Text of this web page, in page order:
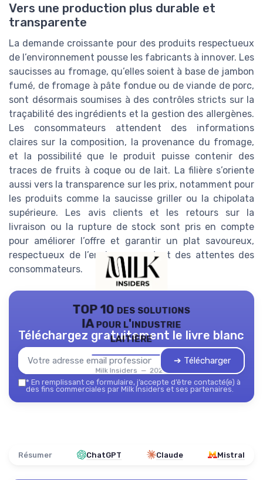
Vers une production plus durable et
transparente
La demande croissante pour des produits respectueux
de l’environnement pousse les fabricants à innover. Les
saucisses au fromage, qu’elles soient à base de jambon
fumé, de fromage à pâte fondue ou de viande de porc,
sont désormais soumises à des contrôles stricts sur la
traçabilité des ingrédients et la gestion des allergènes.
Les consommateurs attendent des informations
claires sur la composition, la provenance du fromage,
et la possibilité que le produit puisse contenir des
traces de fruits à coque ou de lait. La filière s’oriente
aussi vers la transparence sur les prix, notamment pour
les produits comme la saucisse griller ou la chipolata
supérieure. Les avis clients et les retours sur la
livraison ou la rupture de stock sont pris en compte
pour améliorer l’offre et garantir un plat savoureux,
respectueux de l’environnement et des attentes des
consommateurs.
TOP 10 des solutions
IA pour l'industrie
laitière
Milk Insiders — 2026
Téléchargez gratuitement le livre blanc
➔ Télécharger
* En remplissant ce formulaire, j’accepte d’être contacté(e) à
des fins commerciales par Milk Insiders et ses partenaires.
Résumer ChatGPT Claude Mistral